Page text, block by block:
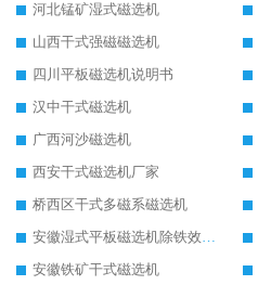
河北锰矿湿式磁选机
山西干式强磁磁选机
四川平板磁选机说明书
汉中干式磁选机
广西河沙磁选机
西安干式磁选机厂家
桥西区干式多磁系磁选机
安徽湿式平板磁选机除铁效果怎么样
安徽铁矿干式磁选机